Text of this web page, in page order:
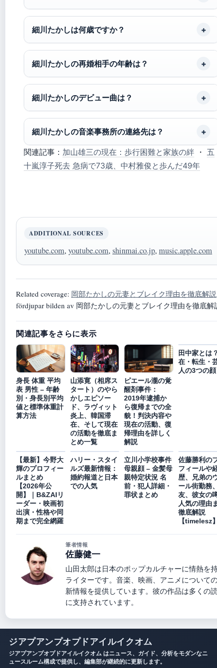
細川たかしは何歳ですか？
細川たかしの再婚相手の年齢は？
細川たかしのデビュー曲は？
細川たかしの音楽事務所の連絡先は？
関連記事： 加山雄三の現在：歩行困難と家族の絆 ・ 五
十嵐淳子死去 急病で73歳、中村雅俊と歩んだ49年
ADDITIONAL SOURCES
youtube.com, youtube.com, shinmai.co.jp, music.apple.com
Related coverage: 岡部たかしの元妻とブレイク理由を徹底解説
fördjupar bilden av 岡部たかしの元妻とブレイク理由を徹底解
関連記事をさらに表示
身長 体重 平均
表 男性 – 年齢
別・身長別平均
値と標準体重計
算方法
山添寛（相席ス
タート）のやら
かしエピソー
ド、ラヴィット
炎上、韓国滞
在、そして現在
の活動を徹底ま
とめ一覧
ピエール瀧の覚
醒剤事件：
2019年逮捕か
ら復帰までの全
貌！判決内容や
現在の活動、復
帰理由を詳しく
解説
田中家とは
在・転生・
人の3つの顔
【最新】今野大
輝のプロフィー
ルまとめ
【2026年公
開】｜B&ZAIリ
ーダー・映画初
出演・性格や同
期まで完全網羅
ハリー・スタイ
ルズ最新情報：
婚約報道と日本
での人気
立川小学校事件
母親顔 – 金髪母
親特定状況 名
前・犯人詳細・
罪状まとめ
佐藤勝利の
フィールや
歴、兄弟の
ール街勤務
友、彼女の
人気の理由
徹底解説
【timelesz
筆者情報
佐藤健一
山田太郎は日本のポップカルチャーに情熱を
ライターです。音楽、映画、アニメについて
新情報を提供しています。彼の作品は多くの
に支持されています。
ジアプアンプオプドアイルイクオム
ジアプアンプオプドアイルイクオム はニュース、ガイド、分析をモダンなニ
ュースルーム構成で提供し、編集部が継続的に更新します。